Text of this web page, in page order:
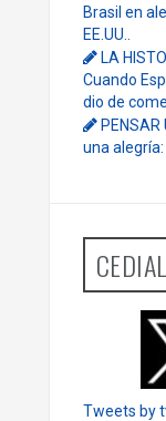
Brasil en
EE.UU..
LA
Cuando
dio de
una
Tweets by